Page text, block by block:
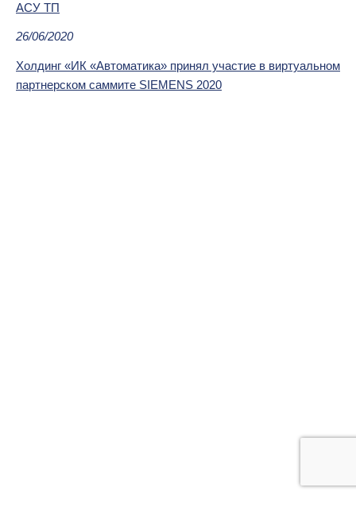
АСУ ТП
26/06/2020
Холдинг «ИК «Автоматика» принял участие в виртуальном
партнерском саммите SIEMENS 2020